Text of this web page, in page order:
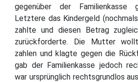
gegenüber der
Letztere das Kindergeld
zahlte und diesen Betrag
zurückforderte. Die Mutter
zahlen und klagte gegen die
gab der Familienkasse jedoch
war ursprünglich rechtsgrundlos